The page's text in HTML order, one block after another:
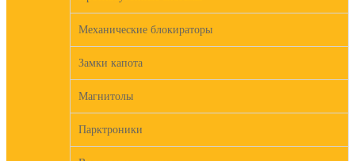
Механические блокираторы
Замки капота
Магнитолы
Парктроники